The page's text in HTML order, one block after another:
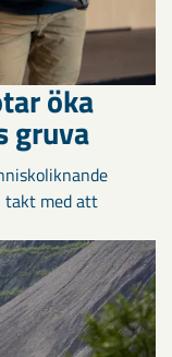
öka
gruva
takt med att